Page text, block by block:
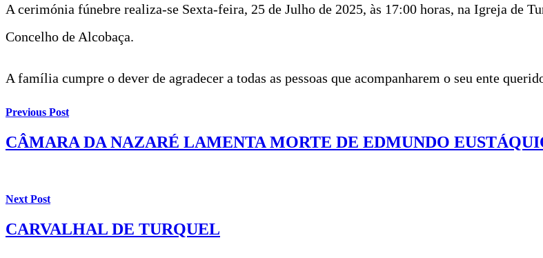
A cerimónia fúnebre realiza-se Sexta-feira, 25 de Julho de 2025, às 17:00 horas, na Igreja de
Concelho de Alcobaça.
A família cumpre o dever de agradecer a todas as pessoas que acompanharem o seu ente
Previous Post
CÂMARA DA NAZARÉ LAMENTA MORTE DE EDMUNDO
Next Post
CARVALHAL DE TURQUEL